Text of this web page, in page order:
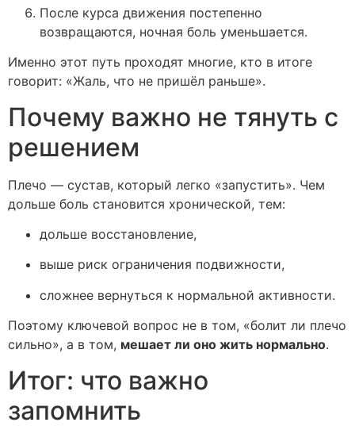
После курса движения постепенно
возвращаются, ночная боль уменьшается.
Именно этот путь проходят многие, кто в итоге
говорит: «Жаль, что не пришёл раньше».
Почему важно не тянуть с
решением
Плечо — сустав, который легко «запустить». Чем
дольше боль становится хронической, тем:
дольше восстановление,
выше риск ограничения подвижности,
сложнее вернуться к нормальной активности.
Поэтому ключевой вопрос не в том, «болит ли плечо
сильно», а в том, мешает ли оно жить нормально.
Итог: что важно
запомнить